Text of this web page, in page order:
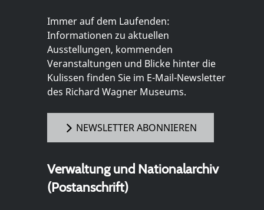
Immer auf dem Laufenden:
Informationen zu aktuellen
Ausstellungen, kommenden
Veranstaltungen und Blicke hinter die
Kulissen finden Sie im E-Mail-Newsletter
des Richard Wagner Museums.
NEWSLETTER ABONNIEREN
Verwaltung und Nationalarchiv
(Postanschrift)